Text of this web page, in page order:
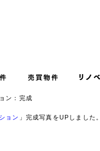
ン：完成
ョン 」完成写真をUPしました。